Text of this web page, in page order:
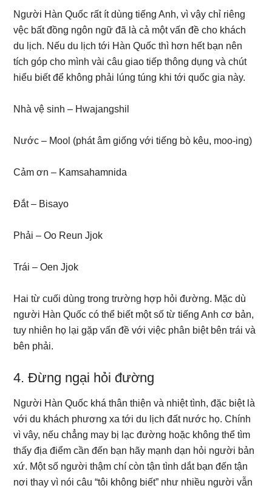
Người Hàn Quốc rất ít dùng tiếng Anh, vì vậy chỉ riêng
vệc bất đồng ngôn ngữ đã là cả một vấn đề cho khách
du lịch. Nếu du lịch tới Hàn Quốc thì hơn hết bạn nên
tích góp cho mình vài câu giao tiếp thông dụng và chút
hiểu biết để không phải lúng túng khi tới quốc gia này.
Nhà vệ sinh – Hwajangshil
Nước – Mool (phát âm giống với tiếng bò kêu, moo-ing)
Cảm ơn – Kamsahamnida
Đắt – Bisayo
Phải – Oo Reun Jjok
Trái – Oen Jjok
Hai từ cuối dùng trong trường hợp hỏi đường. Mặc dù
người Hàn Quốc có thể biết một số từ tiếng Anh cơ bản,
tuy nhiên họ lại gặp vấn đề với việc phân biệt bên trái và
bên phải.
4. Đừng ngại hỏi đường
Người Hàn Quốc khá thân thiện và nhiệt tình, đặc biệt là
với du khách phương xa tới du lịch đất nước họ. Chính
vì vây, nếu chẳng may bị lạc đường hoặc không thể tìm
thấy địa điểm cần đến bạn hãy mạnh dạn hỏi người bản
xứ. Một số người thậm chí còn tận tình dắt bạn đến tận
nơi thay vì nói câu “tôi không biết” như nhiều người vẫn